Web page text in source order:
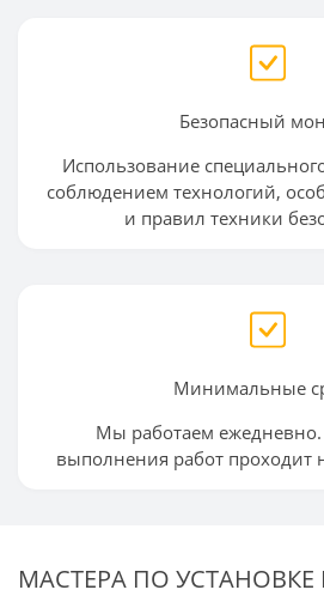
Безопасный
Использование
соблюдением технологий,
и правил техники
Минимальные
Мы работаем ежедневно.
выполнения работ проходит
МАСТЕРА ПО